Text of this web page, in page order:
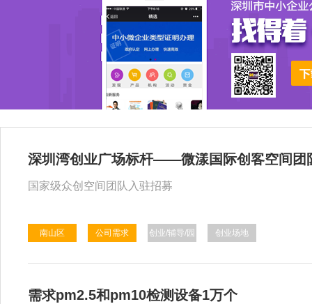
深圳湾创业广场标杆——微漾国际创客空间团
国家级众创空间团队入驻招募
南山区 公司需求
创业/辅导/园
创业场地
需求pm2.5和pm10检测设备1万个